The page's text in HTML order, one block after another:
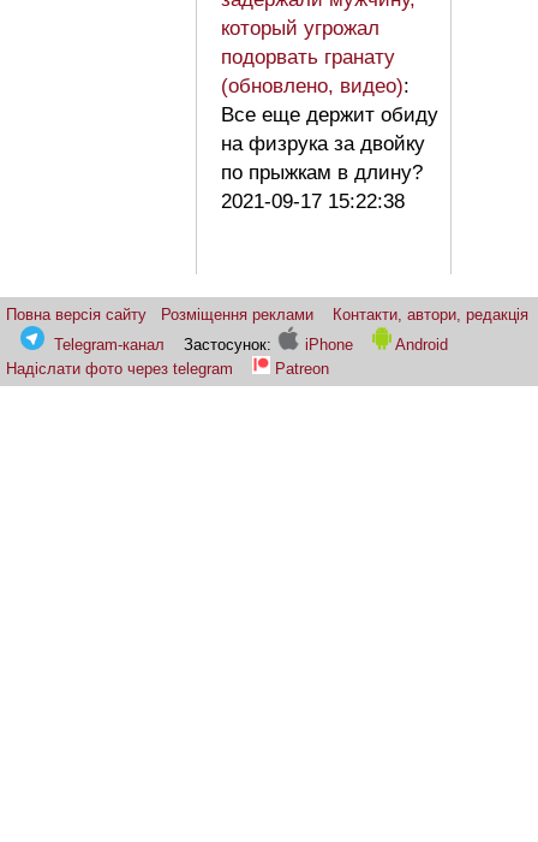
который угрожал
подорвать гранату
(обновлено, видео):
Все еще держит обиду
на физрука за двойку
по прыжкам в длину?
2021-09-17 15:22:38
Повна версія сайту Розміщення реклами
Контакти, автори, редакція
Telegram-канал
Застосунок: iPhone
Android
Надіслати фото через telegram
Patreon